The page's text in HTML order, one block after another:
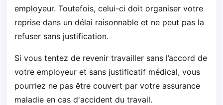
employeur. Toutefois, celui-ci doit organiser votre
reprise dans un délai raisonnable et ne peut pas la
refuser sans justification.
Si vous tentez de revenir travailler sans l’accord de
votre employeur et sans justificatif médical, vous
pourriez ne pas être couvert par votre assurance
maladie en cas d'accident du travail.